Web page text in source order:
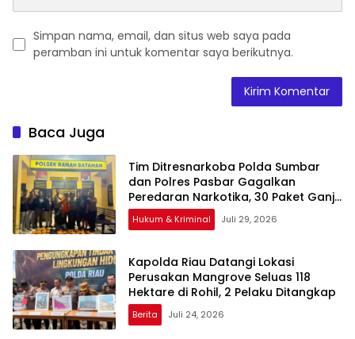
Simpan nama, email, dan situs web saya pada
peramban ini untuk komentar saya berikutnya.
Baca Juga
Tim Ditresnarkoba Polda Sumbar
dan Polres Pasbar Gagalkan
Peredaran Narkotika, 30 Paket Ganja
Kering Siap Edar Disita
Hukum & Kriminal Juli 29, 2026
Kapolda Riau Datangi Lokasi
Perusakan Mangrove Seluas 118
Hektare di Rohil, 2 Pelaku Ditangkap
Berita Juli 24, 2026